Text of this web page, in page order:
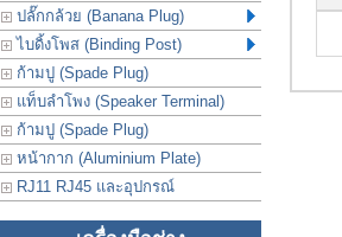
ปลั๊กกล้วย (Banana Plug)
ไบดิ้งโพส (Binding Post)
ก้ามปู (Spade Plug)
แท็บลำโพง (Speaker Terminal)
ก้ามปู (Spade Plug)
หน้ากาก (Aluminium Plate)
RJ11 RJ45 และอุปกรณ์